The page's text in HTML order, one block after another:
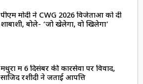
पीएम मोदी ने CWG 2026 विजेताओं को दी
शाबाशी, बोले- ‘जो खेलेगा, वो खिलेगा’
मथुरा में 6 दिसंबर की कारसेवा पर विवाद,
साजिद रशीदी ने जताई आपत्ति